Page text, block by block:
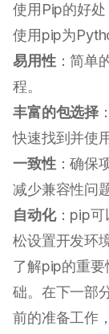
使用Pip的好处
使用pip为
易用性：简单
程。
丰富的包选择
快速找到并使
一致性：确保
减少兼容性问题
自动化：pip可
松设置开发环境
了解pip的重要
础。在下一部
前的准备工作